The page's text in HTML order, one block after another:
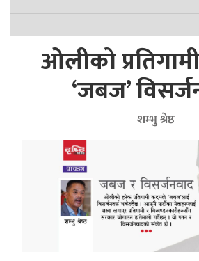
ओलीको
‘जबज’
शम्भु श्रेष्ठ